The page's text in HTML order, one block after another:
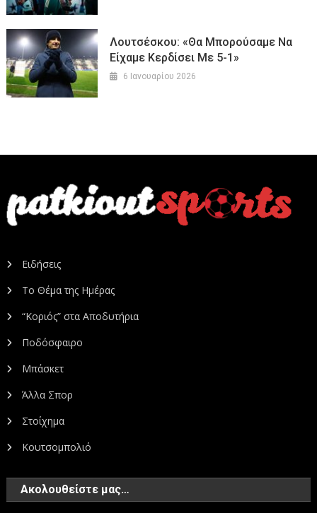
Λουτσέσκου: «Θα Μπορούσαμε Να
Είχαμε Κερδίσει Με 5-1»
6 Ιανουαρίου 2026
Ειδήσεις
Το Θέμα της Ημέρας
“Κοριός” στα Αποδυτήρια
Ποδόσφαιρο
Μπάσκετ
Άλλα Σπορ
Στοίχημα
Κουτσομπολιό
Ακολουθείστε μας…